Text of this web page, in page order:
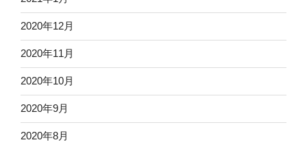
2020年12月
2020年11月
2020年10月
2020年9月
2020年8月